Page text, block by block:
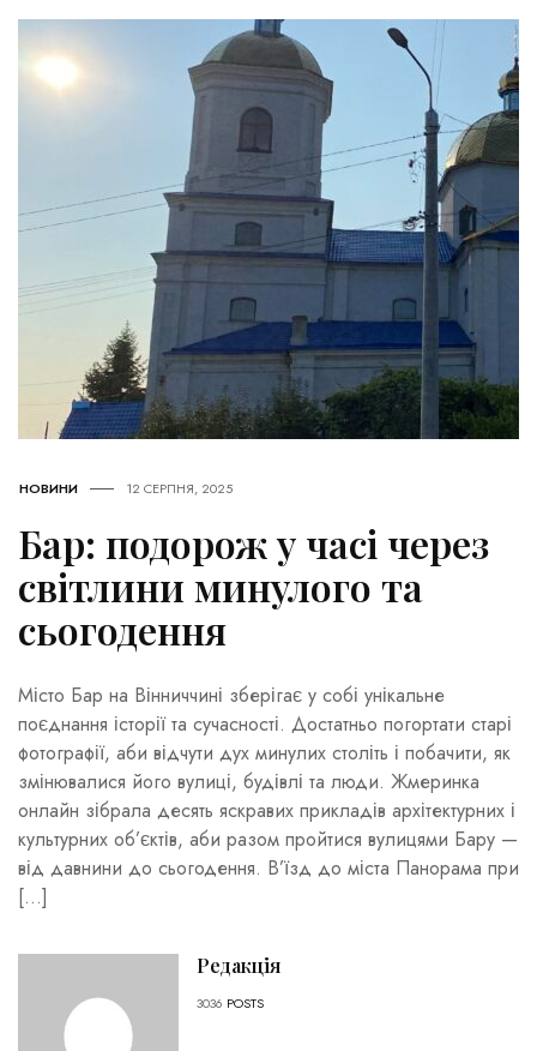
НОВИНИ 12 СЕРПНЯ, 2025
Бар: подорож у часі через
світлини минулого та
сьогодення
Місто Бар на Вінниччині зберігає у собі унікальне
поєднання історії та сучасності. Достатньо погортати старі
фотографії, аби відчути дух минулих століть і побачити, як
змінювалися його вулиці, будівлі та люди. Жмеринка
онлайн зібрала десять яскравих прикладів архітектурних і
культурних об’єктів, аби разом пройтися вулицями Бару —
від давнини до сьогодення. В’їзд до міста Панорама при
[…]
Редакція
3036 POSTS